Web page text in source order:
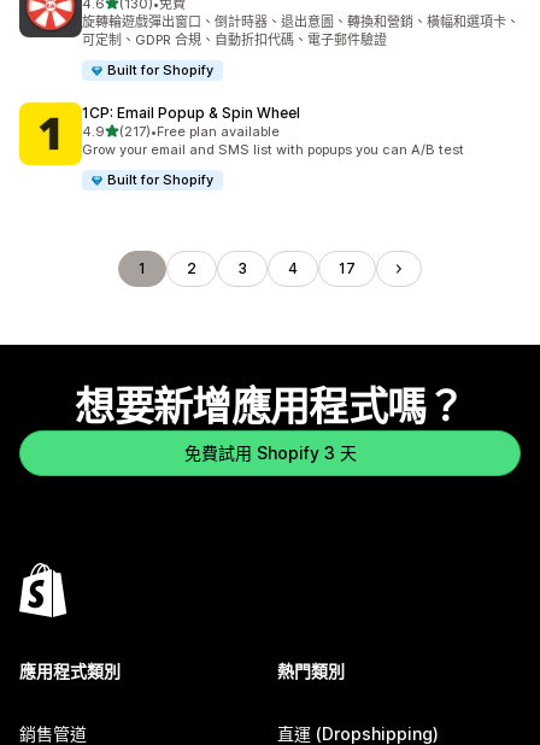
4.6 (130)
共有 130 則評價
•免費
旋轉輪遊戲彈出窗口、倒計時器、退出意圖、轉換和營銷、橫幅和選項卡、
可定制、GDPR 合規、自動折扣代碼、電子郵件驗證
Built for Shopify
1CP: Email Popup & Spin Wheel
4.9滿分 5 顆星
(217)
共有 217 則評價
•Free plan available
Grow your email and SMS list with popups you can A/B test
Built for Shopify
1 2 3 4 17
想要新增應用程式嗎？
免費試用 Shopify 3 天
應用程式類別
銷售管道
熱門類別
直運 (Dropshipping)